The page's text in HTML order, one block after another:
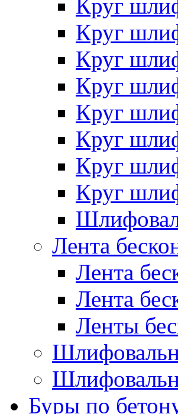
Круг
Круг
Круг
Круг
Круг
Круг
Круг
Круг
Лента
Лента
Лента
Ленты
Буры по